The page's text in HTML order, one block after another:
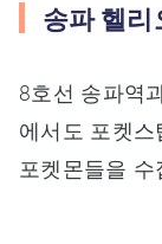
송파 헬리
8호선 송파역
에서도 포켓
포켓몬들을